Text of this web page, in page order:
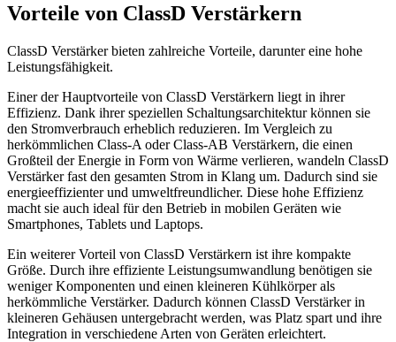
Vorteile von ClassD Verstärkern
ClassD Verstärker bieten zahlreiche Vorteile, darunter eine hohe
Leistungsfähigkeit.
Einer der Hauptvorteile von ClassD Verstärkern liegt in ihrer
Effizienz. Dank ihrer speziellen Schaltungsarchitektur können sie
den Stromverbrauch erheblich reduzieren. Im Vergleich zu
herkömmlichen Class-A oder Class-AB Verstärkern, die einen
Großteil der Energie in Form von Wärme verlieren, wandeln ClassD
Verstärker fast den gesamten Strom in Klang um. Dadurch sind sie
energieeffizienter und umweltfreundlicher. Diese hohe Effizienz
macht sie auch ideal für den Betrieb in mobilen Geräten wie
Smartphones, Tablets und Laptops.
Ein weiterer Vorteil von ClassD Verstärkern ist ihre kompakte
Größe. Durch ihre effiziente Leistungsumwandlung benötigen sie
weniger Komponenten und einen kleineren Kühlkörper als
herkömmliche Verstärker. Dadurch können ClassD Verstärker in
kleineren Gehäusen untergebracht werden, was Platz spart und ihre
Integration in verschiedene Arten von Geräten erleichtert.